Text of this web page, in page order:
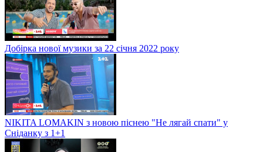
Добірка нової музики за 22 січня 2022 року
NIKITA LOMAKIN з новою піснею "Не лягай спати" у
Сніданку з 1+1